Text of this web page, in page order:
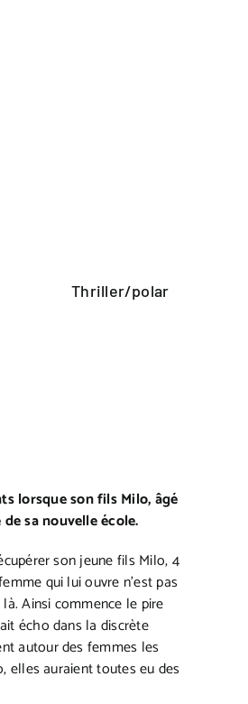
Thriller/polar
lorsque son fils Milo, âgé
sa nouvelle école.
son jeune fils Milo, 4
qui lui ouvre n’est pas
Ainsi commence le pire
écho dans la discrète
autour des femmes les
elles auraient toutes eu des